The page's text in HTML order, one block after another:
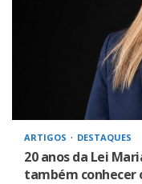
ARTIGOS DESTAQUES
20 anos da Lei
também conhecer